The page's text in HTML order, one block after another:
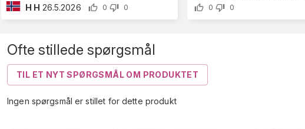
H H 26.5.2026 0 0 0 0
Ofte stillede spørgsmål
TIL ET NYT SPØRGSMÅL OM PRODUKTET
Ingen spørgsmål er stillet for dette produkt